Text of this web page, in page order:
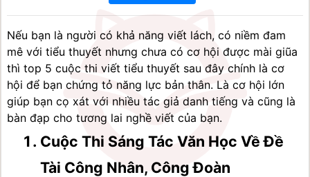
Nếu bạn là người có khả năng viết lách, có niềm đam
mê với tiểu thuyết nhưng chưa có cơ hội được mài giũa
thì top 5 cuộc thi viết tiểu thuyết sau đây chính là cơ
hội để bạn chứng tỏ năng lực bản thân. Là cơ hội lớn
giúp bạn cọ xát với nhiều tác giả danh tiếng và cũng là
bàn đạp cho tương lai nghề viết của bạn.
Cuộc Thi Sáng Tác Văn Học Về Đề
Tài Công Nhân, Công Đoàn